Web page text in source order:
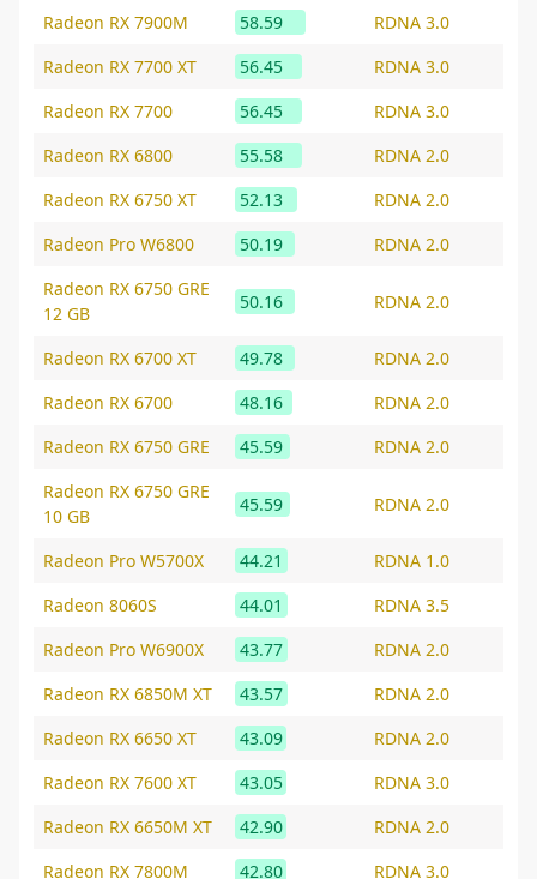
Radeon RX 7900M
58.59
RDNA 3.0
Radeon RX 7700 XT
56.45
RDNA 3.0
Radeon RX 7700
56.45
RDNA 3.0
Radeon RX 6800
55.58
RDNA 2.0
Radeon RX 6750 XT
52.13
RDNA 2.0
Radeon Pro W6800
50.19
RDNA 2.0
Radeon RX 6750 GRE
12 GB
50.16 RDNA 2.0
Radeon RX 6700 XT 49.78
RDNA 2.0
Radeon RX 6700
48.16
RDNA 2.0
Radeon RX 6750 GRE
45.59
RDNA 2.0
Radeon RX 6750 GRE
10 GB
45.59 RDNA 2.0
Radeon Pro W5700X 44.21
RDNA 1.0
Radeon 8060S
44.01
RDNA 3.5
Radeon Pro W6900X
43.77
RDNA 2.0
Radeon RX 6850M XT
43.57
RDNA 2.0
Radeon RX 6650 XT
43.09
RDNA 2.0
Radeon RX 7600 XT
43.05
RDNA 3.0
Radeon RX 6650M XT
42.90
RDNA 2.0
Radeon RX 7800M
42.80
RDNA 3.0